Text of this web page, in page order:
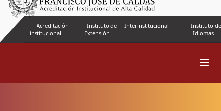
Acreditación
institucional
Instituto de
Extensión
Interinstitucional
Instituto de
Idiomas